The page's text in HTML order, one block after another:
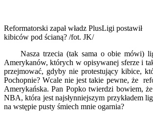
Reformatorski zapał władz PlusLigi postawił
kibiców pod ścianą? /fot. JK/
Nasza trzecia (tak sama o obie mówi)
Amerykanów, których w opisywanej sferze i
przejmować, gdyby nie protestujący kibice,
Pochopnie? Wcale nie jest takie pewne, że
Amerykańska. Pan Popko twierdzi bowiem,
NBA, która jest najsłynniejszym przykładem
na wstępie pusty śmiech mnie ogarnia?